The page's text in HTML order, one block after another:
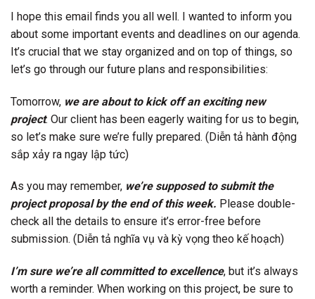
I hope this email finds you all well. I wanted to inform you
about some important events and deadlines on our agenda.
It’s crucial that we stay organized and on top of things, so
let’s go through our future plans and responsibilities:
Tomorrow, we are about to kick off an exciting new
project. Our client has been eagerly waiting for us to begin,
so let’s make sure we’re fully prepared. (Diễn tả hành động
sắp xảy ra ngay lập tức)
As you may remember, we’re supposed to submit the
project proposal by the end of this week. Please double-
check all the details to ensure it’s error-free before
submission. (Diễn tả nghĩa vụ và kỳ vọng theo kế hoạch)
I’m sure we’re all committed to excellence, but it’s always
worth a reminder. When working on this project, be sure to